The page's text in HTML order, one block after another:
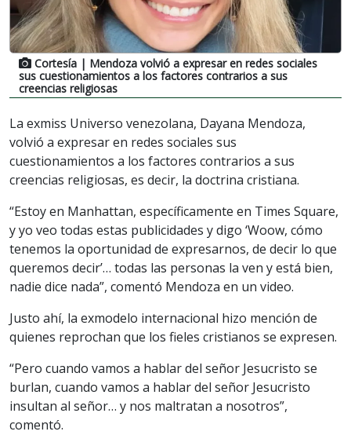
Cortesía | Mendoza volvió a expresar en redes sociales
sus cuestionamientos a los factores contrarios a sus
creencias religiosas
La exmiss Universo venezolana, Dayana Mendoza,
volvió a expresar en redes sociales sus
cuestionamientos a los factores contrarios a sus
creencias religiosas, es decir, la doctrina cristiana.
“Estoy en Manhattan, específicamente en Times Square,
y yo veo todas estas publicidades y digo ‘Woow, cómo
tenemos la oportunidad de expresarnos, de decir lo que
queremos decir’… todas las personas la ven y está bien,
nadie dice nada”, comentó Mendoza en un video.
Justo ahí, la exmodelo internacional hizo mención de
quienes reprochan que los fieles cristianos se expresen.
“Pero cuando vamos a hablar del señor Jesucristo se
burlan, cuando vamos a hablar del señor Jesucristo
insultan al señor… y nos maltratan a nosotros”,
comentó.